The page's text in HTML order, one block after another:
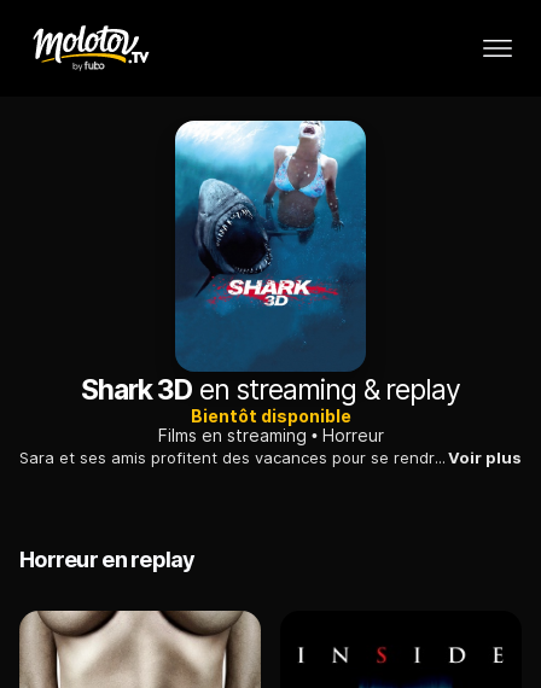
Shark 3D en streaming & replay
Bientôt disponible
Films en streaming
Horreur
Sara et ses amis profitent des vacances pour se rendre en Louisiane, où ils ont loué une maison sur une petite île du lac Pontchartrain. Sara retrouve son ancien petit ami, Dennis, ainsi que le shérif du comté, Greg Sabin, avant de poser les pieds sur l'île. Le début du séjour est idyllique. Jusqu'au moment où un des jeunes vacanciers se fait attaquer par un requin. La petite bande embarque pour le mener à l'hôpital, mais leur bateau, bousculé par un autre squale, est détruit. Bloqués sur l'île, sans moyen de transport ni téléphone, Sara et ses amis réalisent qu'ils sont totalement à la merci des requins homicides qui nagent dans le lac...Voir plus
Horreur en replay